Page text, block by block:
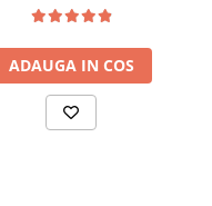
ADAUGA IN COS